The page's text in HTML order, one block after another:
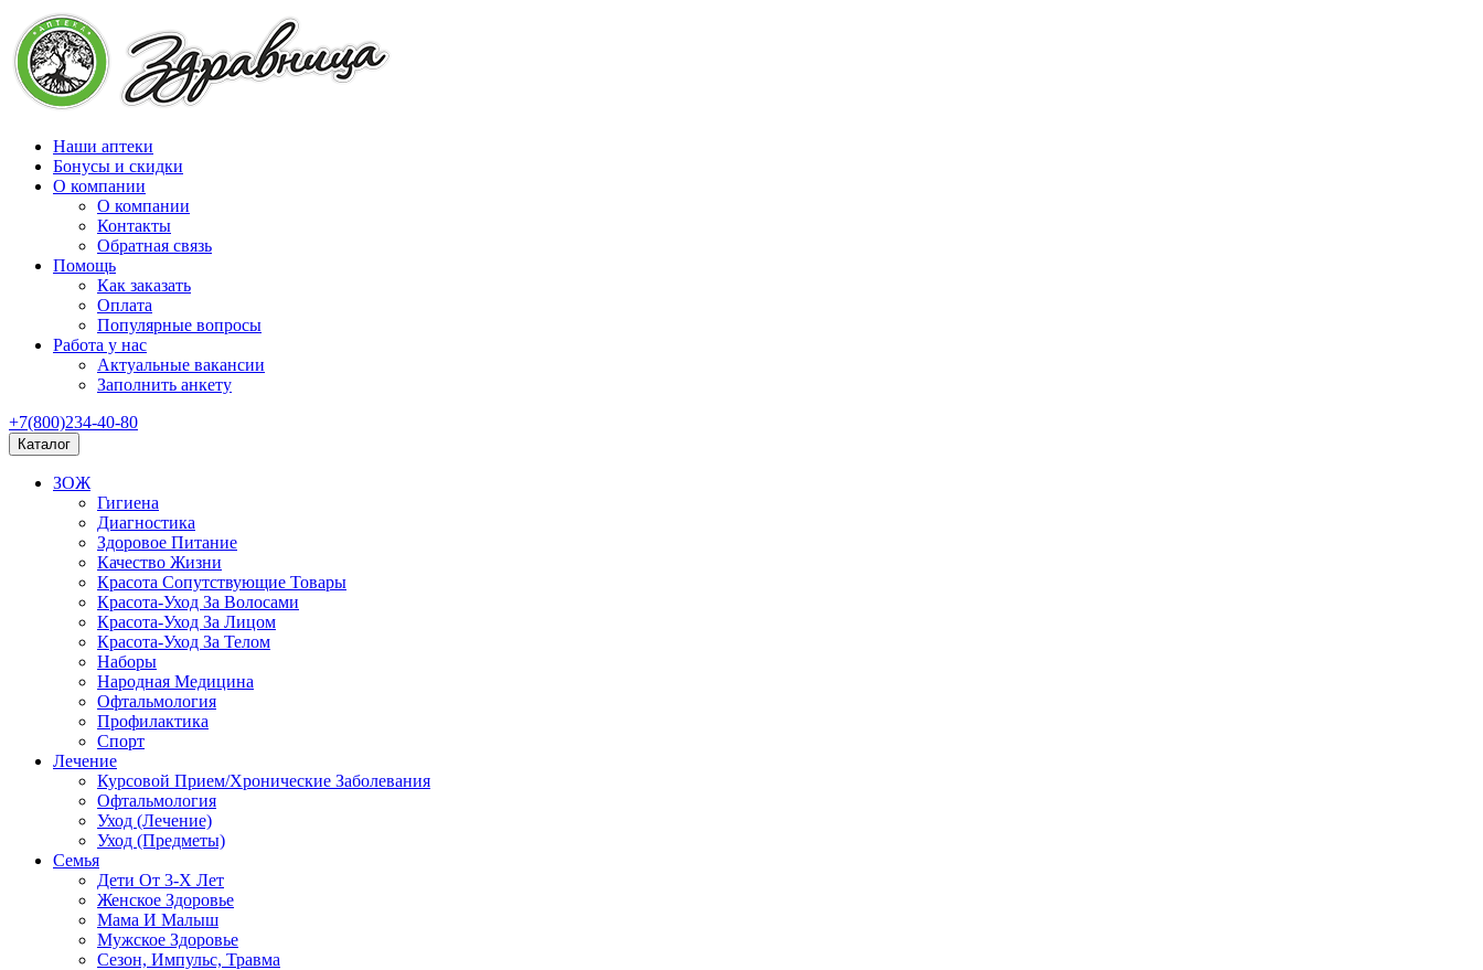
Наши аптеки
Бонусы и скидки
О компании
О компании
Контакты
Обратная связь
Помощь
Как заказать
Оплата
Популярные вопросы
Работа у нас
Актуальные вакансии
Заполнить анкету
+7(800)234-40-80
Каталог
ЗОЖ
Гигиена
Диагностика
Здоровое Питание
Качество Жизни
Красота Сопутствующие Товары
Красота-Уход За Волосами
Красота-Уход За Лицом
Красота-Уход За Телом
Наборы
Народная Медицина
Офтальмология
Профилактика
Спорт
Лечение
Курсовой Прием/Хронические Заболевания
Офтальмология
Уход (Лечение)
Уход (Предметы)
Семья
Дети От 3-Х Лет
Женское Здоровье
Мама И Малыш
Мужское Здоровье
Сезон, Импульс, Травма